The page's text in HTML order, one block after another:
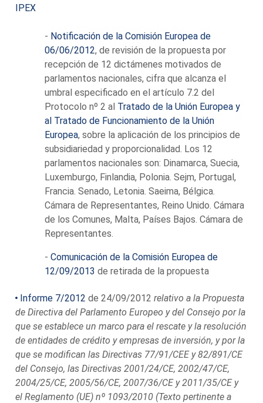
IPEX
- Notificación de la Comisión Europea de
06/06/2012, de revisión de la propuesta por
recepción de 12 dictámenes motivados de
parlamentos nacionales, cifra que alcanza el
umbral especificado en el artículo 7.2 del
Protocolo nº 2 al Tratado de la Unión Europea y
al Tratado de Funcionamiento de la Unión
Europea, sobre la aplicación de los principios de
subsidiariedad y proporcionalidad. Los 12
parlamentos nacionales son: Dinamarca, Suecia,
Luxemburgo, Finlandia, Polonia. Sejm, Portugal,
Francia. Senado, Letonia. Saeima, Bélgica.
Cámara de Representantes, Reino Unido. Cámara
de los Comunes, Malta, Países Bajos. Cámara de
Representantes.
-Comunicación de la Comisión Europea de
12/09/2013 de retirada de la propuesta
Informe 7/2012 de 24/09/2012relativo a la Propuesta
de Directiva del Parlamento Europeo y del Consejo por la
que se establece un marco para el rescate y la resolución
de entidades de crédito y empresas de inversión, y por la
que se modifican las Directivas 77/91/CEE y 82/891/CE
del Consejo, las Directivas 2001/24/CE, 2002/47/CE,
2004/25/CE, 2005/56/CE, 2007/36/CE y 2011/35/CE y
el Reglamento (UE) nº 1093/2010 (Texto pertinente a